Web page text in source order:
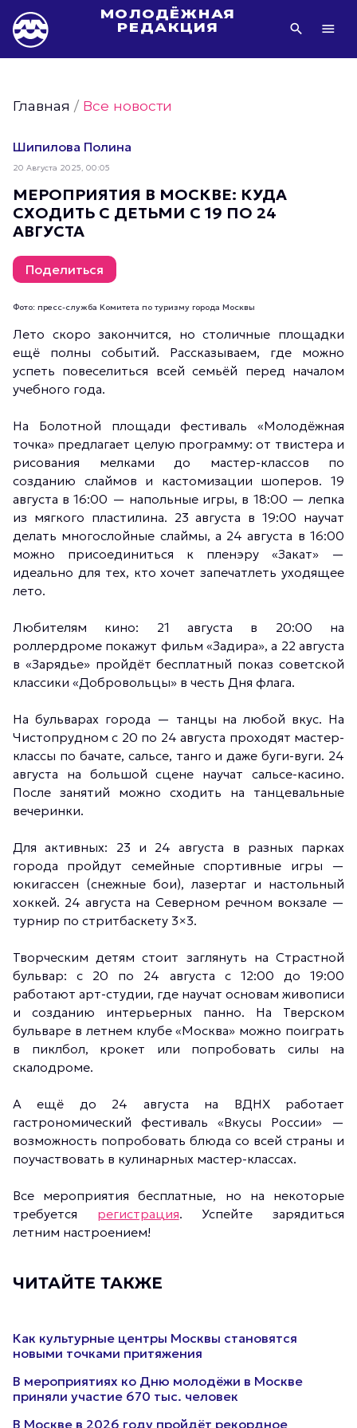
МОЛОДЁЖНАЯ
РЕДАКЦИЯ
Фото Молодёжи Москвы
Фотогалереи Молодёжи Москвы
Статьи Молодёжи Москвы
Молодёжь Москвы культурная
Молодёжь Москвы спортивная
Молодёжь Москвы в движении
Молодёжь Москвы здоровая
Молодёжь Москвы профессиональная
Молодёжь Москвы туристическая
Все новости
Главная /Все новости
Шипилова Полина
20 Августа 2025, 00:05
МЕРОПРИЯТИЯ В МОСКВЕ: КУДА
СХОДИТЬ С ДЕТЬМИ С 19 ПО 24
АВГУСТА
Поделиться
Фото: пресс-служба Комитета по туризму города Москвы
Лето скоро закончится, но столичные площадки
ещё полны событий. Рассказываем, где можно
успеть повеселиться всей семьёй перед началом
учебного года.
На Болотной площади фестиваль «Молодёжная
точка» предлагает целую программу: от твистера и
рисования мелками до мастер-классов по
созданию слаймов и кастомизации шоперов. 19
августа в 16:00 — напольные игры, в 18:00 — лепка
из мягкого пластилина. 23 августа в 19:00 научат
делать многослойные слаймы, а 24 августа в 16:00
можно присоединиться к пленэру «Закат» —
идеально для тех, кто хочет запечатлеть уходящее
лето.
Любителям кино: 21 августа в 20:00 на
роллердроме покажут фильм «Задира», а 22 августа
в «Зарядье» пройдёт бесплатный показ советской
классики «Добровольцы» в честь Дня флага.
На бульварах города — танцы на любой вкус. На
Чистопрудном с 20 по 24 августа проходят мастер-
классы по бачате, сальсе, танго и даже буги-вуги. 24
августа на большой сцене научат сальсе-касино.
После занятий можно сходить на танцевальные
вечеринки.
Для активных: 23 и 24 августа в разных парках
города пройдут семейные спортивные игры —
юкигассен (снежные бои), лазертаг и настольный
хоккей. 24 августа на Северном речном вокзале —
турнир по стритбаскету 3×3.
Творческим детям стоит заглянуть на Страстной
бульвар: с 20 по 24 августа с 12:00 до 19:00
работают арт-студии, где научат основам живописи
и созданию интерьерных панно. На Тверском
бульваре в летнем клубе «Москва» можно поиграть
в пиклбол, крокет или попробовать силы на
скалодроме.
А ещё до 24 августа на ВДНХ работает
гастрономический фестиваль «Вкусы России» —
возможность попробовать блюда со всей страны и
поучаствовать в кулинарных мастер-классах.
Все мероприятия бесплатные, но на некоторые
требуется регистрация. Успейте зарядиться
летним настроением!
ЧИТАЙТЕ ТАКЖЕ
Как культурные центры Москвы становятся
новыми точками притяжения
В мероприятиях ко Дню молодёжи в Москве
приняли участие 670 тыс. человек
В Москве в 2026 году пройдёт рекордное